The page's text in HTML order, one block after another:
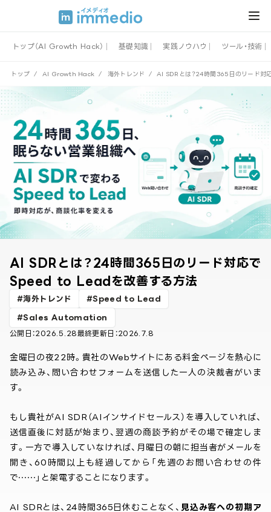
トップ（AI Growth Hack） 基礎知識 実践ノウハウ ツール・技術
トップ / AI Growth Hack / 海外トレンド / AI SDRとは？24時間365日のリード
AI SDRとは？24時間365日のリード対応で
Speed to Leadを改善する方法
海外トレンド Speed to Lead
Sales Automation
公開日：2026.5.28最終更新日：2026.7.8
金曜日の夜22時。貴社のWebサイトにある料金ページを熱心に
読み込み、問い合わせフォームを送信した一人の決裁者がいま
す。
もし貴社がAI SDR（AIインサイドセールス）を導入していれば、
送信直後に対話が始まり、翌週の商談予約がその場で確定しま
す。一方で導入していなければ、月曜日の朝に担当者がメールを
開き、60時間以上も経過してから「先週のお問い合わせの件
で……」と架電することになります。
AI SDRとは、24時間365日休むことなく、 見込み客への初期ア